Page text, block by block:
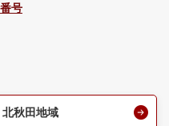
号
北秋田地域